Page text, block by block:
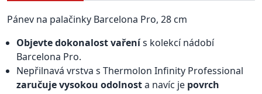
Pánev na palačinky Barcelona Pro, 28 cm
Objevte dokonalost vařenís kolekcí nádobí
Barcelona Pro.
Nepřilnavá vrstva s Thermolon Infinity Professional
zaručuje vysokou odolnosta navíc je povrch